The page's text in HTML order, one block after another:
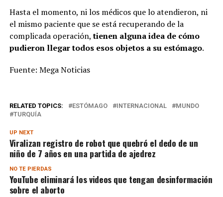
Hasta el momento, ni los médicos que lo atendieron, ni
el mismo paciente que se está recuperando de la
complicada operación,tienen alguna idea de cómo
pudieron llegar todos esos objetos a su estómago.
Fuente: Mega Noticias
RELATED TOPICS: ESTÓMAGO INTERNACIONAL
MUNDO
TURQUÍA
UP NEXT
Viralizan registro de robot que quebró el dedo de un
niño de 7 años en una partida de ajedrez
NO TE PIERDAS
YouTube eliminará los videos que tengan desinformación
sobre el aborto